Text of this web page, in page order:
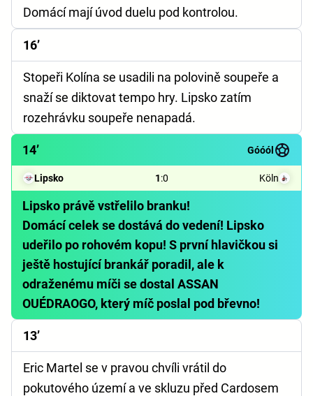
Domácí mají úvod duelu pod kontrolou.
16’
Stopeři Kolína se usadili na polovině soupeře a
snaží se diktovat tempo hry. Lipsko zatím
rozehrávku soupeře nenapadá.
14’ Góóól
Lipsko 1:0 Köln
Lipsko právě vstřelilo branku!
Domácí celek se dostává do vedení! Lipsko
udeřilo po rohovém kopu! S první hlavičkou si
ještě hostující brankář poradil, ale k
odraženému míči se dostal ASSAN
OUÉDRAOGO, který míč poslal pod břevno!
13’
Eric Martel se v pravou chvíli vrátil do
pokutového území a ve skluzu před Cardosem